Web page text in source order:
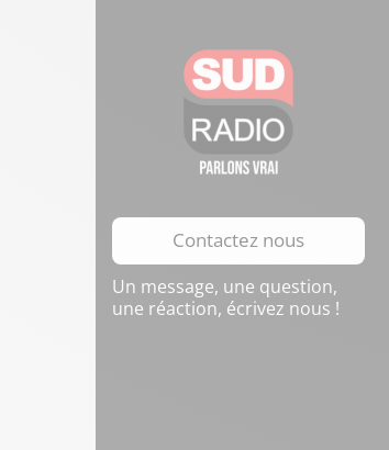
Contactez nous
Un message, une question,
une réaction, écrivez nous !